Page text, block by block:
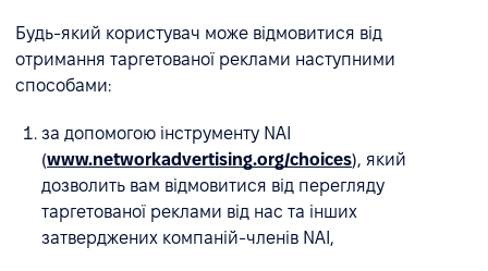
Будь-який користувач може відмовитися від
отримання таргетованої реклами наступними
способами:
за допомогою інструменту NAI
(www.networkadvertising.org/choices), який
дозволить вам відмовитися від перегляду
таргетованої реклами від нас та інших
затверджених компаній-членів NAI,